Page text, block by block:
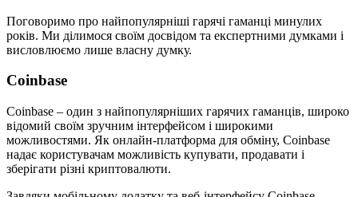
Поговоримо про найпопулярніші гарячі гаманці минулих
років. Ми ділимося своїм досвідом та експертними думками і
висловлюємо лише власну думку.
Coinbase
Coinbase – один з найпопулярніших гарячих гаманців, широко
відомий своїм зручним інтерфейсом і широкими
можливостями. Як онлайн-платформа для обміну, Coinbase
надає користувачам можливість купувати, продавати і
зберігати різні криптовалюти.